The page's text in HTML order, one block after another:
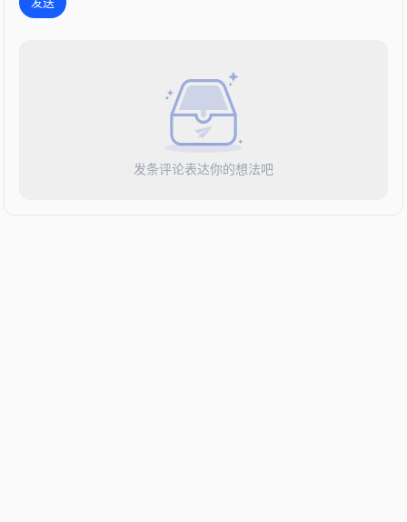
发条评论表达你的想法吧